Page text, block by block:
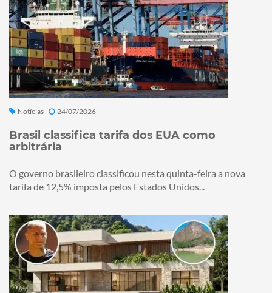
Notícias 24/07/2026
Brasil classifica tarifa dos EUA como
arbitrária
O governo brasileiro classificou nesta quinta-feira a nova
tarifa de 12,5% imposta pelos Estados Unidos...